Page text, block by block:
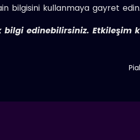
bilgisini kullanmaya gayret edin.
edinebilirsiniz. Etkileşim